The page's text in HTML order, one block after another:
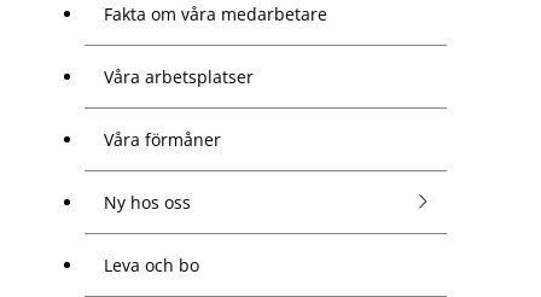
Fakta om våra medarbetare
Våra arbetsplatser
Våra förmåner
Ny hos oss
Leva och bo